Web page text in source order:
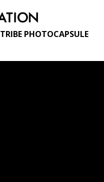
TRIBE PHOTOCAPSULE